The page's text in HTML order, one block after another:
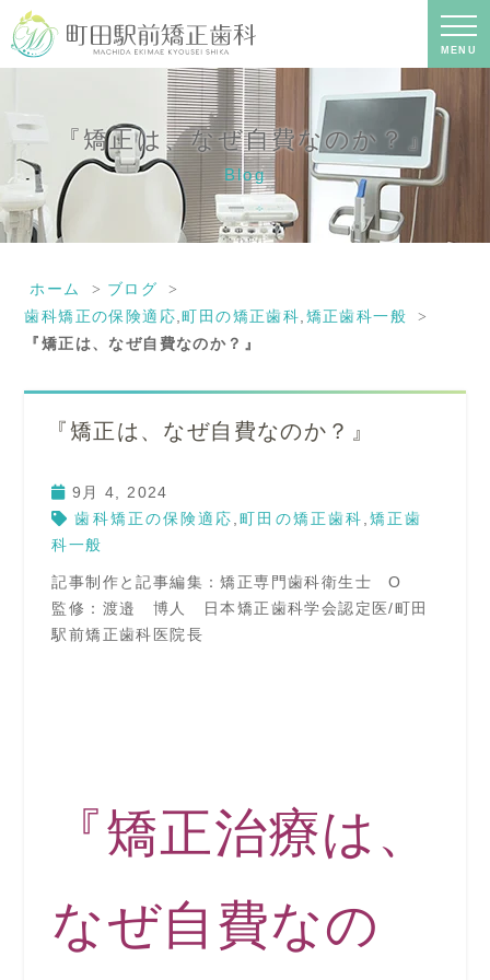
MENU
『矯正は、なぜ自費なのか？』｜町田
の矯正歯科専門の歯科医院｜土日診療-
町田駅前矯正歯科
『矯正は、なぜ自費なのか？』
Blog
ホーム
ブログ
歯科矯正の保険適応 ,町田の矯正歯科 矯正歯科一般
『矯正は、なぜ自費なのか？』
『矯正は、なぜ自費なのか？』
9月 4, 2024
歯科矯正の保険適応 町田の矯正歯科 矯正歯
科一般
記事制作と記事編集：矯正専門歯科衛生士 O
監修：渡邉 博人 日本矯正歯科学会認定医/町田
駅前矯正歯科医院長
『矯正治療は、
なぜ自費なの